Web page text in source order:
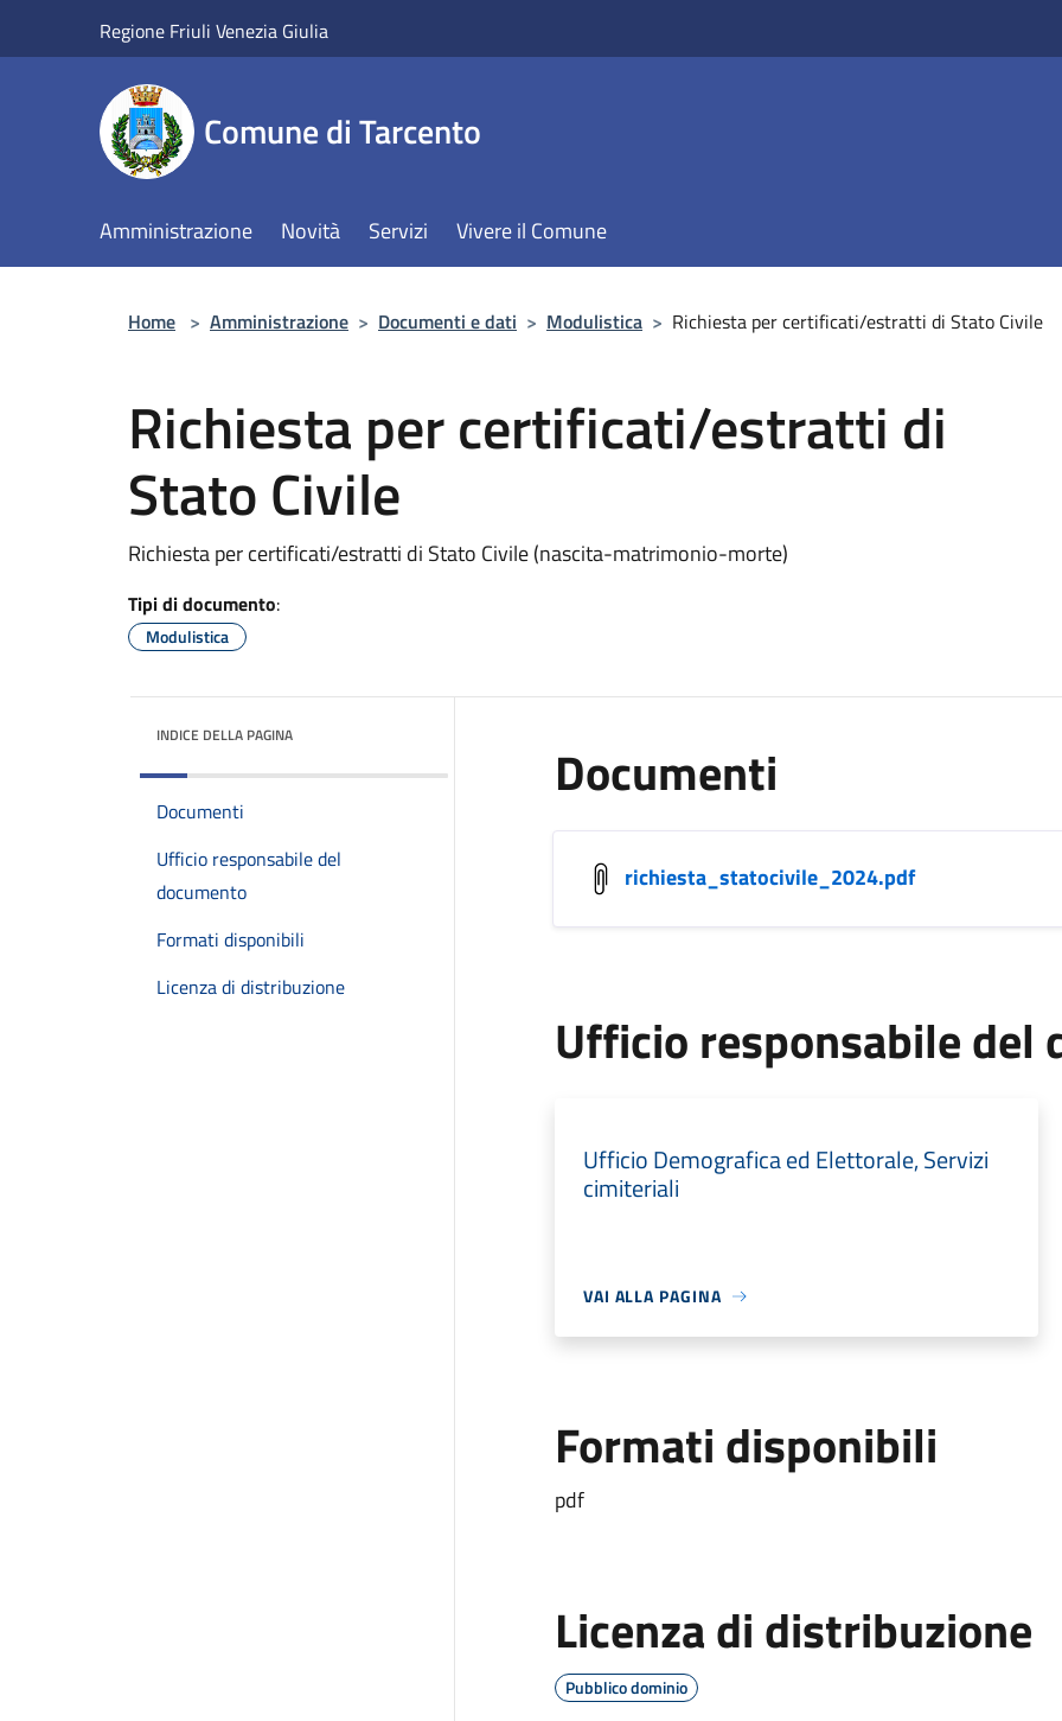
Regione Friuli Venezia Giulia
Comune di Tarcento
Amministrazione Novità Servizi Vivere il Comune
Home > Amministrazione > Documenti e dati > Modulistica > Richiesta per certificati/estratti di Stato Civile
Richiesta per certificati/estratti di
Stato Civile
Richiesta per certificati/estratti di Stato Civile (nascita-matrimonio-morte)
Tipi di documento:
Modulistica
INDICE DELLA PAGINA
Documenti
Ufficio responsabile del
documento
Formati disponibili
Licenza di distribuzione
Documenti
richiesta_statocivile_2024.pdf
Ufficio responsabile del
Ufficio Demografica ed Elettorale, Servizi
cimiteriali
VAI ALLA PAGINA
Formati disponibili
pdf
Licenza di distribuzione
Pubblico dominio